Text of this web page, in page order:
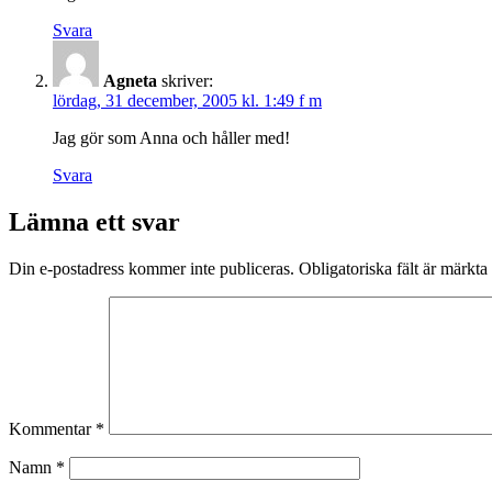
Svara
Agneta skriver:
lördag, 31 december, 2005 kl. 1:49 f m
Jag gör som Anna och håller med!
Svara
Lämna ett svar
Din e-postadress kommer inte publiceras. Obligatoriska fält är märkta
Kommentar *
Namn *